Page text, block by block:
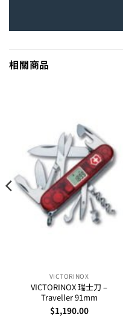
相關商品
VICTORINOX
VICTORINOX 瑞士刀 –
Traveller 91mm
$1,190.00